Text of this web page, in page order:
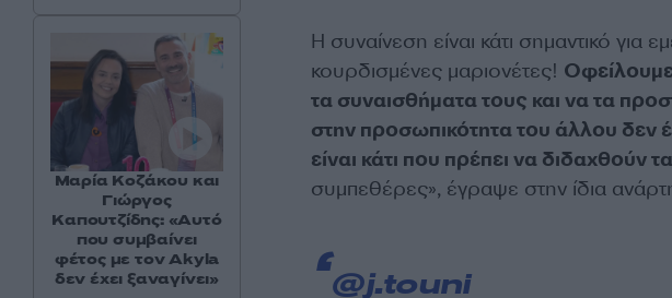
Η συναίνεση είναι κάτι σημαντικό για
κουρδισμένες μαριονέτες!
τα συναισθήματα τους και να τα
στην προσωπικότητα του άλλου δεν
είναι κάτι που πρέπει να διδαχθούν
συμπεθέρες», έγραψε στην ίδια
@j.touni
Μαρία Κοζάκου και
Γιώργος
Καπουτζίδης: «Αυτό
που συμβαίνει
φέτος με τον Akyla
δεν έχει ξαναγίνει»